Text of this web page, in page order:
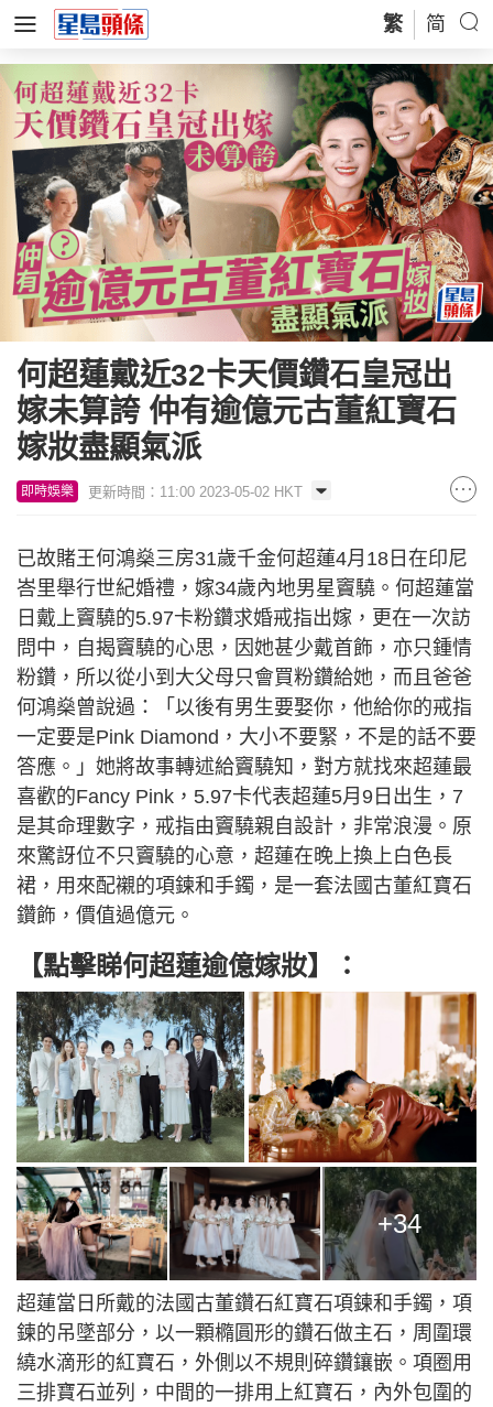
繁 简
何超蓮戴近32卡天價鑽石皇冠出
嫁未算誇 仲有逾億元古董紅寶石
嫁妝盡顯氣派
即時娛樂 更新時間：11:00 2023-05-02 HKT
已故賭王何鴻燊三房31歲千金何超蓮4月18日在印尼
峇里舉行世紀婚禮，嫁34歲內地男星竇驍。何超蓮當
日戴上竇驍的5.97卡粉鑽求婚戒指出嫁，更在一次訪
問中，自揭竇驍的心思，因她甚少戴首飾，亦只鍾情
粉鑽，所以從小到大父母只會買粉鑽給她，而且爸爸
何鴻燊曾說過：「以後有男生要娶你，他給你的戒指
一定要是Pink Diamond，大小不要緊，不是的話不要
答應。」她將故事轉述給竇驍知，對方就找來超蓮最
喜歡的Fancy Pink，5.97卡代表超蓮5月9日出生，7
是其命理數字，戒指由竇驍親自設計，非常浪漫。原
來驚訝位不只竇驍的心意，超蓮在晚上換上白色長
裙，用來配襯的項鍊和手鐲，是一套法國古董紅寶石
鑽飾，價值過億元。
【點擊睇何超蓮逾億嫁妝】：
+34
超蓮當日所戴的法國古董鑽石紅寶石項鍊和手鐲，項
鍊的吊墜部分，以一顆橢圓形的鑽石做主石，周圍環
繞水滴形的紅寶石，外側以不規則碎鑽鑲嵌。項圈用
三排寶石並列，中間的一排用上紅寶石，內外包圍的